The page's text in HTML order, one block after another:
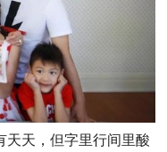
天天，但字里行间里酸